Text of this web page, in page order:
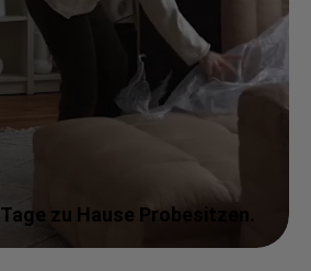
zu Hause Probesitzen.